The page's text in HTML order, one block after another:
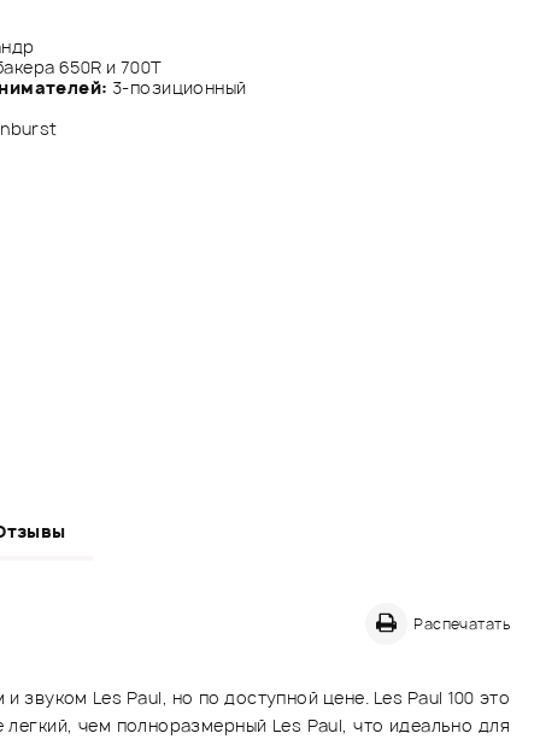
650R и 700Т
3-позиционный
Распечатать
звуком Les Paul, но по доступной цене. Les Paul 100 это
чем полноразмерный Les Paul, что идеально для